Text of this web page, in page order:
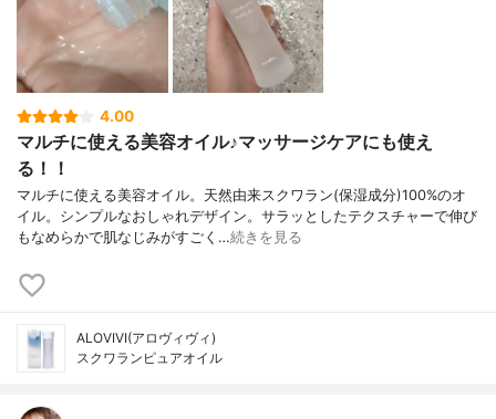
4.00
マルチに使える美容オイル♪マッサージケアにも使え
る！！
マルチに使える美容オイル。天然由来スクワラン(保湿成分)100%のオ
イル。シンプルなおしゃれデザイン。サラッとしたテクスチャーで伸び
もなめらかで肌なじみがすごく…続きを見る
ALOVIVI(アロヴィヴィ)
スクワランピュアオイル